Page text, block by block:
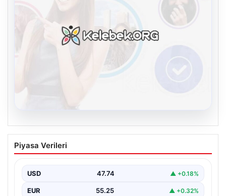
08.08.2026
Kelebek.Org İle Dijital İletişimin
Sertifikalı Adresi Ve Chat Deneyimi
kurması kritik bir değer ifade etmektedir. Günümüzde…
Piyasa Verileri
USD 47.74 ▲ +0.18%
EUR 55.25 ▲ +0.32%